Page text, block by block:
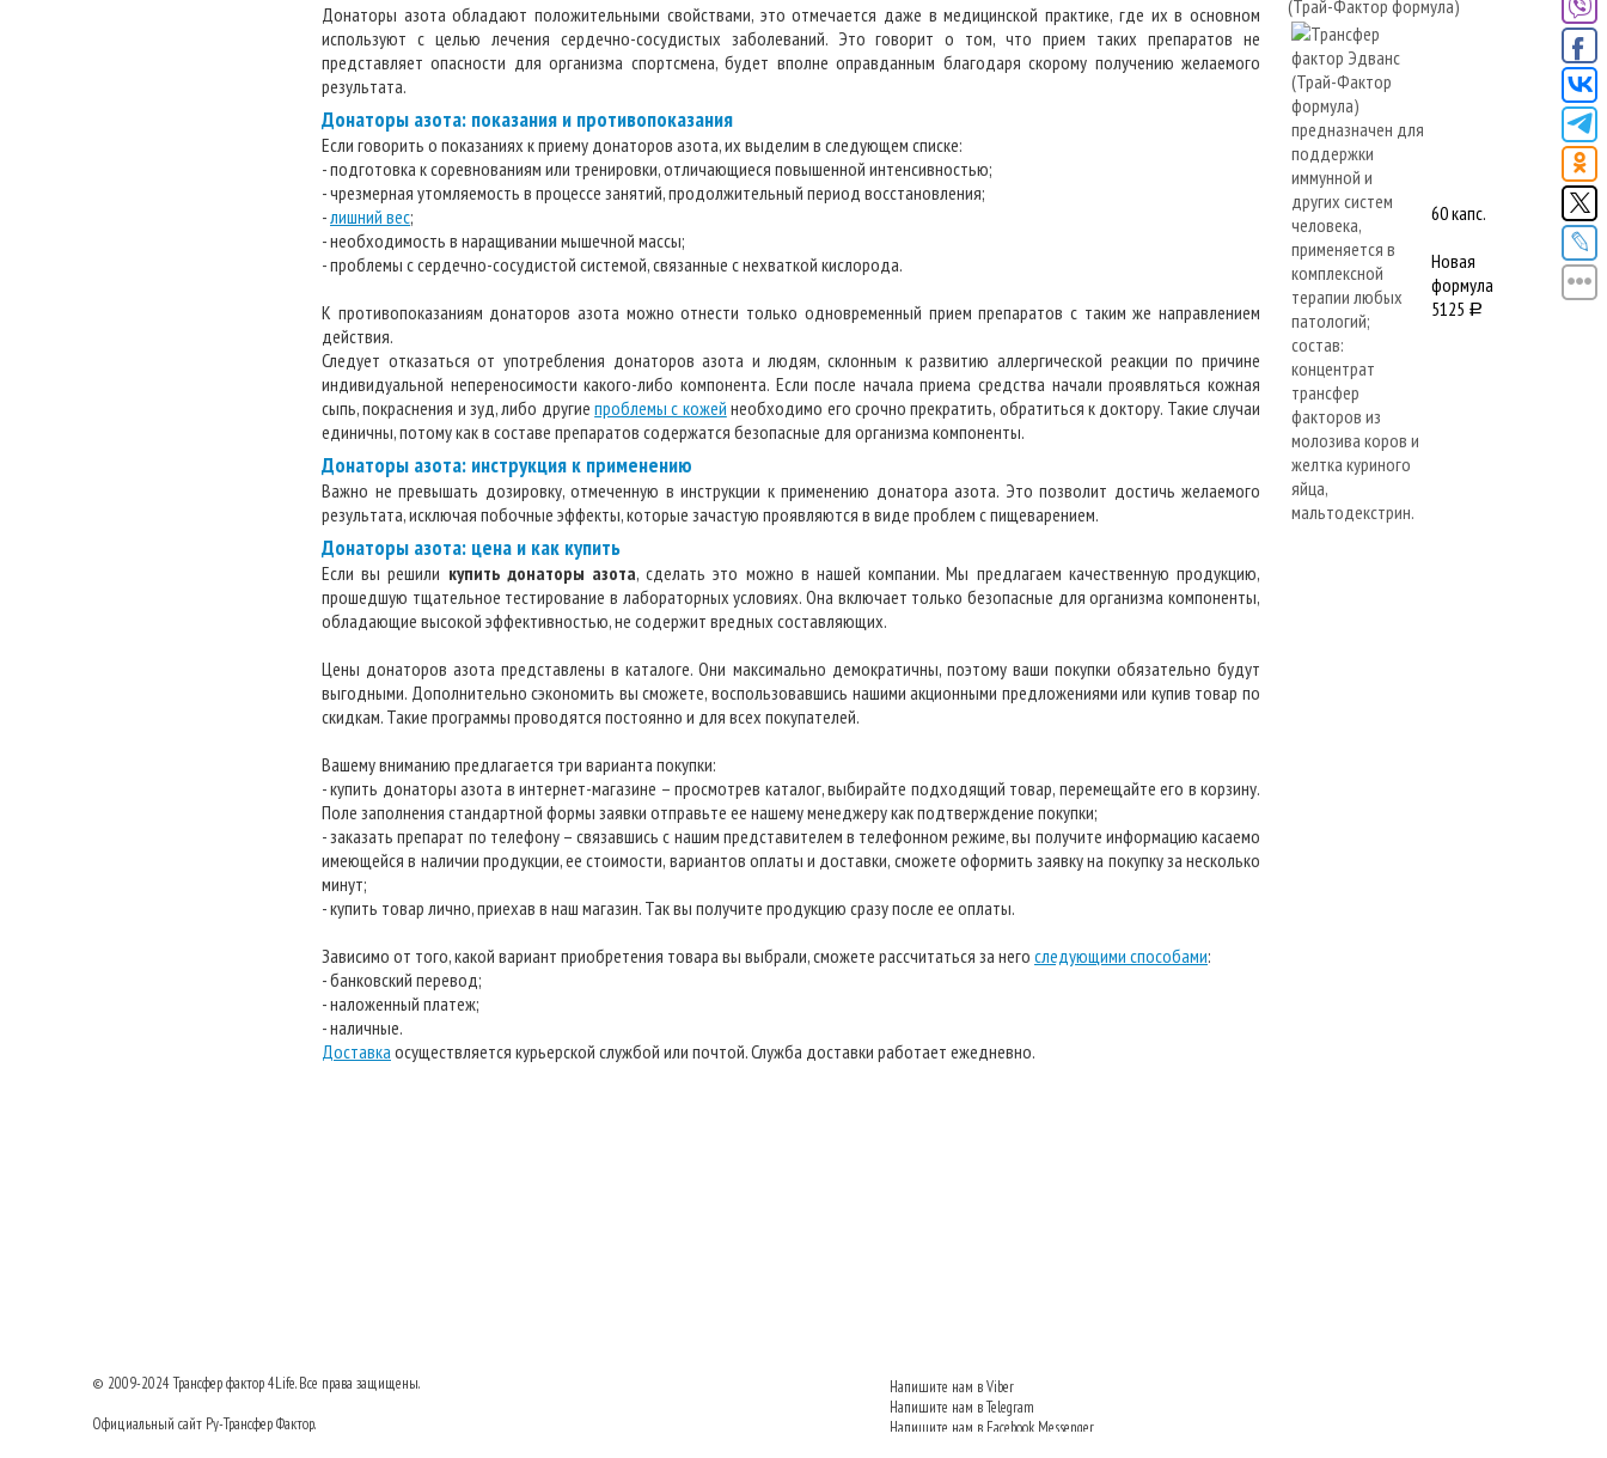
Донаторы азота обладают положительными свойствами, это отмечается даже в медицинской практике, где их в основном
используют с целью лечения сердечно-сосудистых заболеваний. Это говорит о том, что прием таких препаратов не
представляет опасности для организма спортсмена, будет вполне оправданным благодаря скорому получению желаемого
результата.
Донаторы азота: показания и противопоказания
Если говорить о показаниях к приему донаторов азота, их выделим в следующем списке:
- подготовка к соревнованиям или тренировки, отличающиеся повышенной интенсивностью;
- чрезмерная утомляемость в процессе занятий, продолжительный период восстановления;
-лишний вес;
- необходимость в наращивании мышечной массы;
- проблемы с сердечно-сосудистой системой, связанные с нехваткой кислорода.
К противопоказаниям донаторов азота можно отнести только одновременный прием препаратов с таким же направлением
действия.
Следует отказаться от употребления донаторов азота и людям, склонным к развитию аллергической реакции по причине
индивидуальной непереносимости какого-либо компонента. Если после начала приема средства начали проявляться кожная
сыпь, покраснения и зуд, либо другиепроблемы с кожей необходимо его срочно прекратить, обратиться к доктору. Такие случаи
единичны, потому как в составе препаратов содержатся безопасные для организма компоненты.
Донаторы азота: инструкция к применению
Важно не превышать дозировку, отмеченную в инструкции к применению донатора азота. Это позволит достичь желаемого
результата, исключая побочные эффекты, которые зачастую проявляются в виде проблем с пищеварением.
Донаторы азота: цена и как купить
Если вы решили купить донаторы азота, сделать это можно в нашей компании. Мы предлагаем качественную продукцию,
прошедшую тщательное тестирование в лабораторных условиях. Она включает только безопасные для организма компоненты,
обладающие высокой эффективностью, не содержит вредных составляющих.
Цены донаторов азота представлены в каталоге. Они максимально демократичны, поэтому ваши покупки обязательно будут
выгодными. Дополнительно сэкономить вы сможете, воспользовавшись нашими акционными предложениями или купив товар по
скидкам. Такие программы проводятся постоянно и для всех покупателей.
Вашему вниманию предлагается три варианта покупки:
- купить донаторы азота в интернет-магазине – просмотрев каталог, выбирайте подходящий товар, перемещайте его в корзину.
Поле заполнения стандартной формы заявки отправьте ее нашему менеджеру как подтверждение покупки;
- заказать препарат по телефону – связавшись с нашим представителем в телефонном режиме, вы получите информацию касаемо
имеющейся в наличии продукции, ее стоимости, вариантов оплаты и доставки, сможете оформить заявку на покупку за несколько
минут;
- купить товар лично, приехав в наш магазин. Так вы получите продукцию сразу после ее оплаты.
Зависимо от того, какой вариант приобретения товара вы выбрали, сможете рассчитаться за него следующими способами:
- банковский перевод;
- наложенный платеж;
- наличные.
Доставка осуществляется курьерской службой или почтой. Служба доставки работает ежедневно.
(Трай-Фактор формула)
60 капс.
Новая
формула
5125 a
© 2009-2024Трансфер фактор4Life. Все права защищены.
Официальный сайт Ру-Трансфер Фактор.
Напишите нам в Viber
Напишите нам в Telegram
Напишите нам в Facebook Messenger